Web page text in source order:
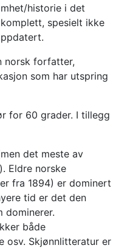
historie i det
spesielt ikke
norsk forfatter,
som har utspring
for 60 grader. I tillegg
det meste av
Eldre norske
fra 1894) er dominert
tid er det den
dominerer.
både
osv. Skjønnlitteratur er